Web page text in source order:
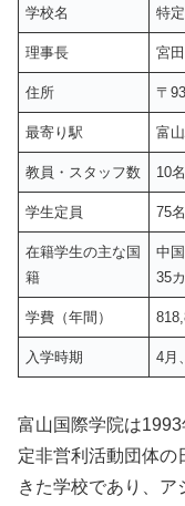
学校名 特
理事長 宮
住所 〒
最寄り駅 富
教員・スタッフ数 10名
学生定員 75名
在籍学生の主な国
籍
中
35
学費（年間）
入学時期 4月
富山国際学院は
定非営利活動団体の
きた学校であり、ア